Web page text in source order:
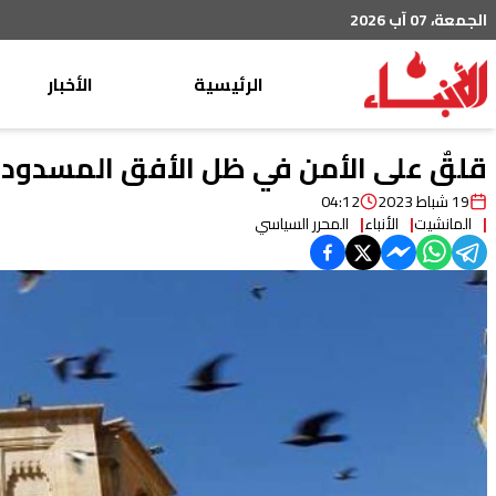
الجمعة، 07 آب 2026
الرئيسية
الأخبار
محليات
عربي دولي
خاص
من لبنان
ثقافة ومجتمع
منوعات
قلقٌ على الأمن في ظل الأفق
19 شباط 2023 04:12
المانشيت الأنباء المحرر السياسي